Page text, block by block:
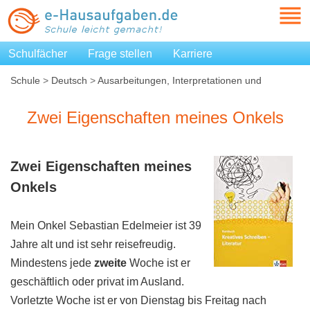
Schulfächer Frage stellen Karriere
Schule > Deutsch >Ausarbeitungen, Interpretationen und
Zwei Eigenschaften meines Onkels
Zwei Eigenschaften meines
Onkels
Mein Onkel Sebastian Edelmeier ist 39
Jahre alt und ist sehr reisefreudig.
Mindestens jede zweite Woche ist er
geschäftlich oder privat im Ausland.
Vorletzte Woche ist er von Dienstag bis Freitag nach